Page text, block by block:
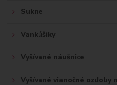
Sukne
Vankúšiky
Vyšívané náušnice
Vyšívané vianočné ozdoby